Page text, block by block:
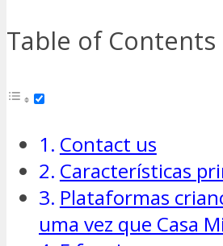
Table of Contents
Contact us
Características
Plataformas
uma vez que Casa